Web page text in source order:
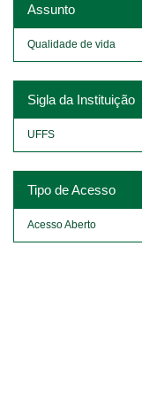
Assunto
Qualidade de vida
Sigla da Instituição
UFFS
Tipo de Acesso
Acesso Aberto